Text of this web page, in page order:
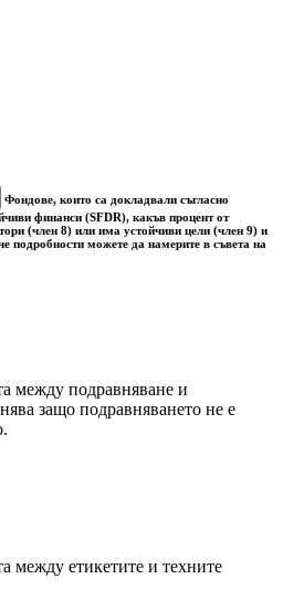
Фондове, които са докладвали съгласно
финанси (SFDR), какъв процент от
(член 8) или има устойчиви цели (член 9) и
подробности можете да намерите в съвета на
между подравняване и
защо подравняването не е
между етикетите и техните